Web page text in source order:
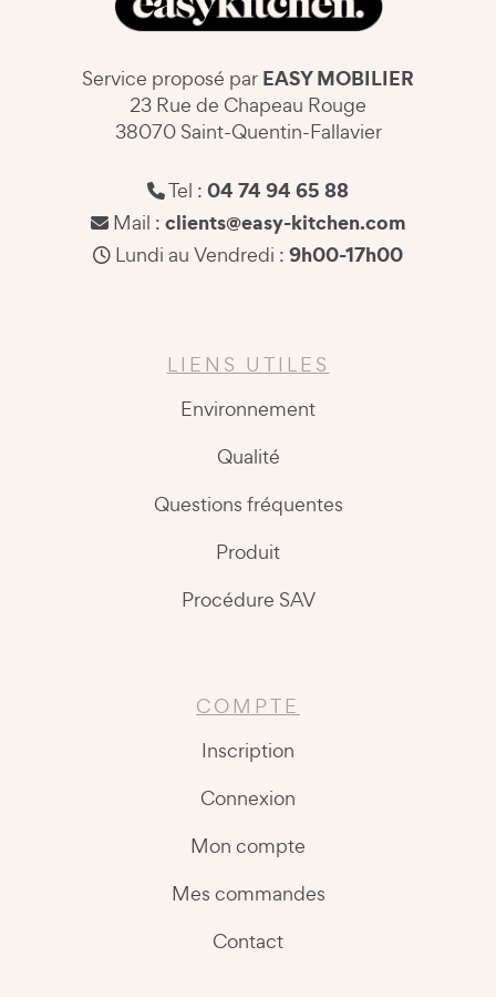
Service proposé par EASY MOBILIER
23 Rue de Chapeau Rouge
38070 Saint-Quentin-Fallavier
Tel : 04 74 94 65 88
Mail : clients@easy-kitchen.com
Lundi au Vendredi : 9h00-17h00
LIENS UTILES
Environnement
Qualité
Questions fréquentes
Produit
Procédure SAV
COMPTE
Inscription
Connexion
Mon compte
Mes commandes
Contact